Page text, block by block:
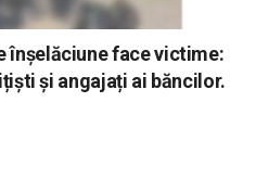
înșelăciune face victime:
și angajați ai băncilor.